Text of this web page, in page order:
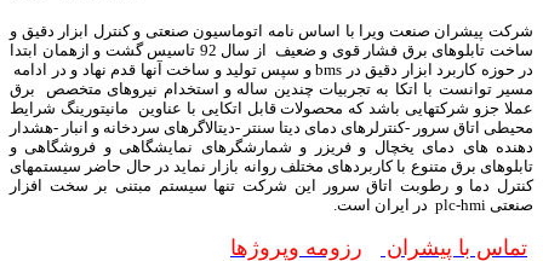
شرکت پیشران صنعت ویرا با اساس نامه اتوماسیون صنعتی و کنترل ابزار دقیق و
ساخت تابلوهای برق فشار قوی و ضعیف از سال 92 تاسیس گشت و ازهمان ابتدا
در حوزه کاربرد ابزار دقیق در bms و سپس تولید و ساخت آنها قدم نهاد و در ادامه
مسیر توانست با اتکا به تجربیات چندین ساله و استخدام نیروهای متخصص برق
عملا جزو شرکتهایی باشد که محصولات قابل اتکایی با عناوین مانیتورینگ شرایط
محیطی اتاق سرور -کنترلرهای دمای دیتا سنتر -دیتالاگرهای سردخانه و انبار -هشدار
دهنده های دمای یخچال و فریزر و شمارشگرهای نمایشگاهی و فروشگاهی و
تابلوهای برق متنوع با کاربردهای مختلف روانه بازار نماید در حال حاضر سیستمهای
کنترل دما و رطوبت اتاق سرور این شرکت تنها سیستم مبتنی بر سخت افزار
صنعتی plc-hmi در ایران است.
تماس با پیشران رزومه وپروژها